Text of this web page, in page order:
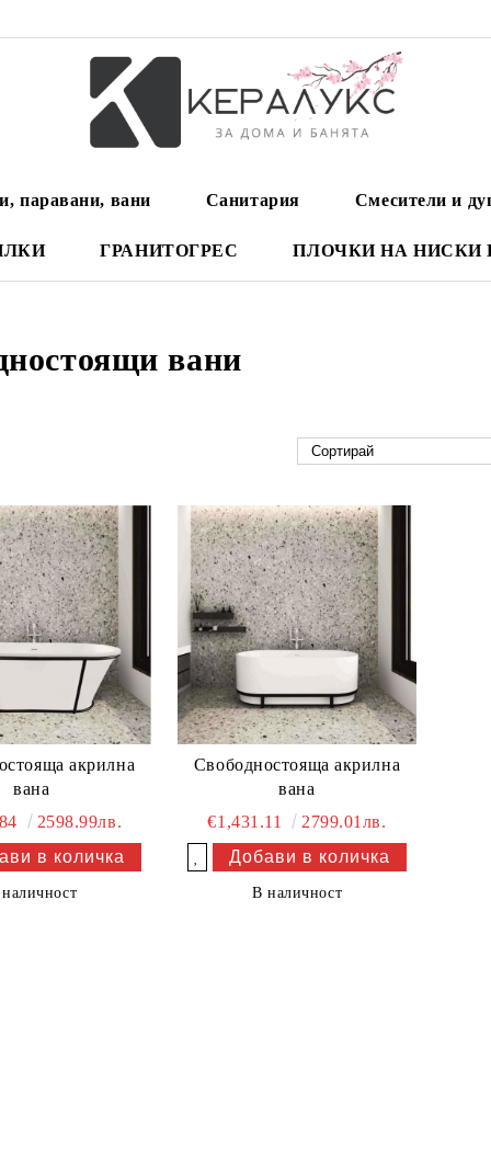
паравани, вани Санитария Смесители и
ГРАНИТОГРЕС ПЛОЧКИ НА НИСКИ
вани
акрилна
вана
2598.99лв.
Свободностояща акрилна
вана
€1,431.11
2799.01лв.
В наличност